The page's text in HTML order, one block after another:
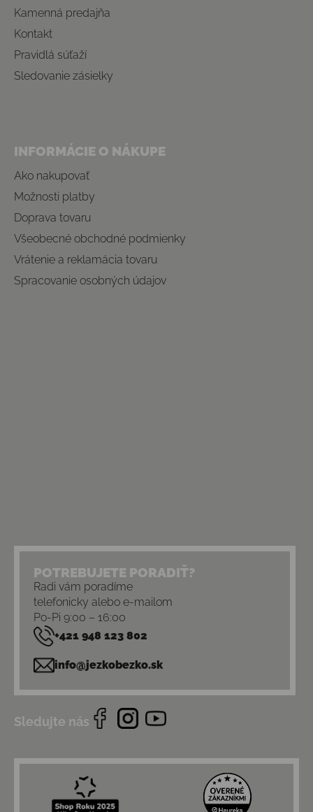
Kamenná predajňa
Kontakt
Pravidlá súťaží
Sledovanie zásielky
INFORMÁCIE O NÁKUPE
Ako nakupovať
Možnosti platby
Doprava tovaru
Všeobecné obchodné podmienky
Vrátenie a reklamácia tovaru
Spracovanie osobných údajov
POTREBUJETE PORADIŤ?
Radi vám poradíme
telefonicky alebo e-mailom
Po-Pi 9:00 – 16:00
+421 948 123 802
info@jezkobezko.sk
Sledujte nás